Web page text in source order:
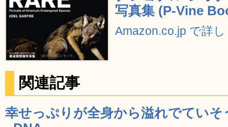
写真集 (P-Vine
Amazon.co.jp で詳
関連記事
幸せっぷりが全身から溢れでていそ